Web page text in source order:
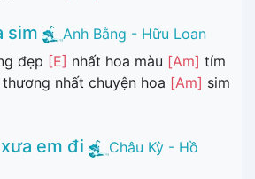
sim
Anh Bằng - Hữu Loan
đẹp [E] nhất hoa màu [Am] tím
nhất chuyện hoa [Am] sim
em đi
Châu Kỳ - Hồ